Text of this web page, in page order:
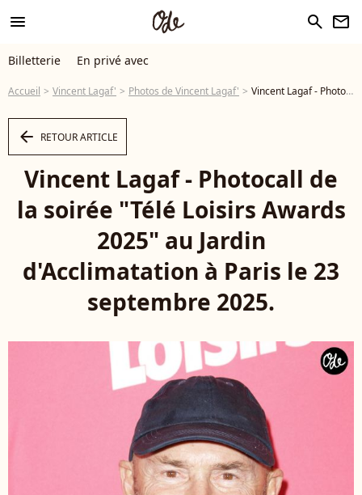
menu search newsletter
Billetterie En privé avec
Accueil Vincent Lagaf' Photos de Vincent Lagaf' Vincent Lagaf - Photocall de la soirée "Télé Loisirs Awards 2025" au Jardin d'Acclimatation à Paris le 23 septembre 2025. © Coadic Guirec/Bestimage - Photo
arrow_left RETOUR ARTICLE
Vincent Lagaf - Photocall de
la soirée "Télé Loisirs Awards
2025" au Jardin
d'Acclimatation à Paris le 23
septembre 2025.